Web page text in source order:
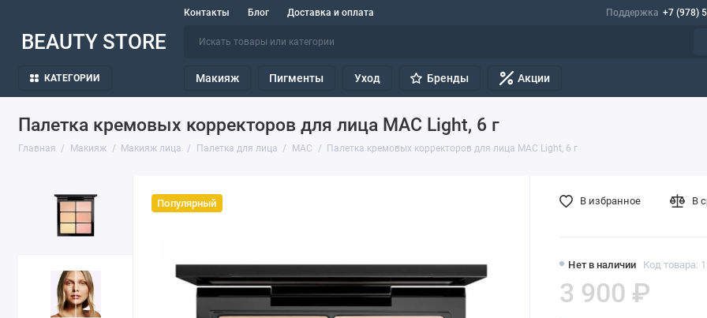
Контакты Блог Доставка и оплата Поддержка +7 (978)
BEAUTY STORE
КАТЕГОРИИ Макияж Пигменты Уход Бренды Акции
Палетка кремовых корректоров для лица MAC Light, 6 г
Главная Макияж Макияж лица Палетка для лица MAC Палетка кремовых корректоров для лица MAC Light, 6 г
Популярный
Нет в наличии Код товара:
3 900 ₽
В избранное В